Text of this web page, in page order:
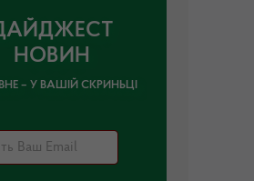
НОВИН
– У ВАШІЙ СКРИНЬЦІ